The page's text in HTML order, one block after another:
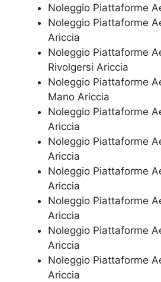
Noleggio Piattaforme
Noleggio Piattaforme
Ariccia
Noleggio Piattaforme
Rivolgersi Ariccia
Noleggio Piattaforme
Mano Ariccia
Noleggio Piattaforme
Ariccia
Noleggio Piattaforme
Ariccia
Noleggio Piattaforme
Ariccia
Noleggio Piattaforme
Ariccia
Noleggio Piattaforme
Ariccia
Noleggio Piattaforme
Ariccia